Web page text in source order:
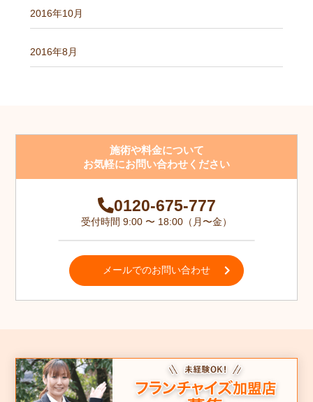
2016年10月
2016年8月
施術や料金について
お気軽にお問い合わせください
0120-675-777
受付時間 9:00 〜 18:00（月〜金）
メールでのお問い合わせ